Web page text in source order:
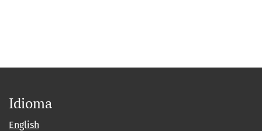
Idioma
English